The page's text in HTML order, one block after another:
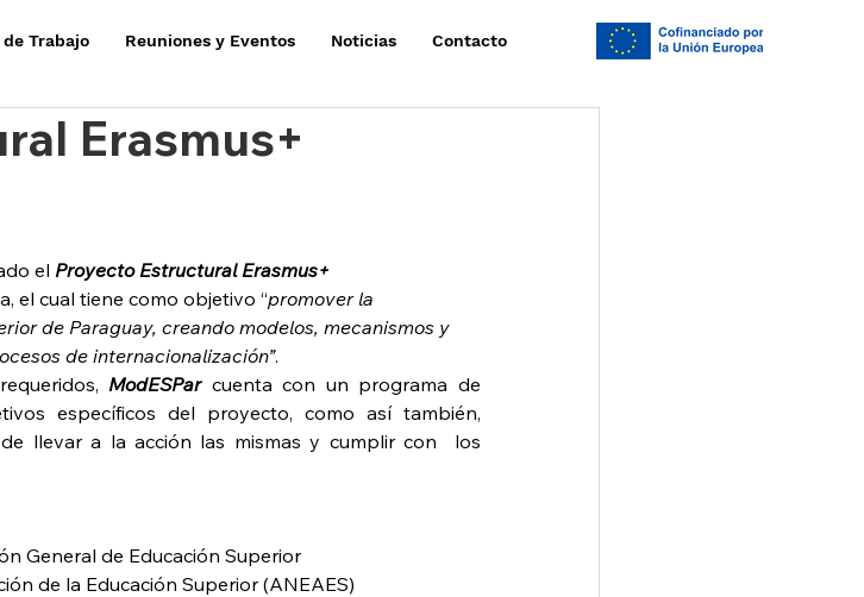
Trabajo Reuniones y Eventos Noticias Contacto
Erasmus+
el Proyecto Estructural Erasmus+
el cual tiene como objetivo “promover la
de Paraguay, creando modelos, mecanismos y
de internacionalización”.
ModESPar cuenta con un programa de
específicos del proyecto, como así también,
llevar a la acción las mismas y cumplir con  los
General de Educación Superior
de la Educación Superior (ANEAES)